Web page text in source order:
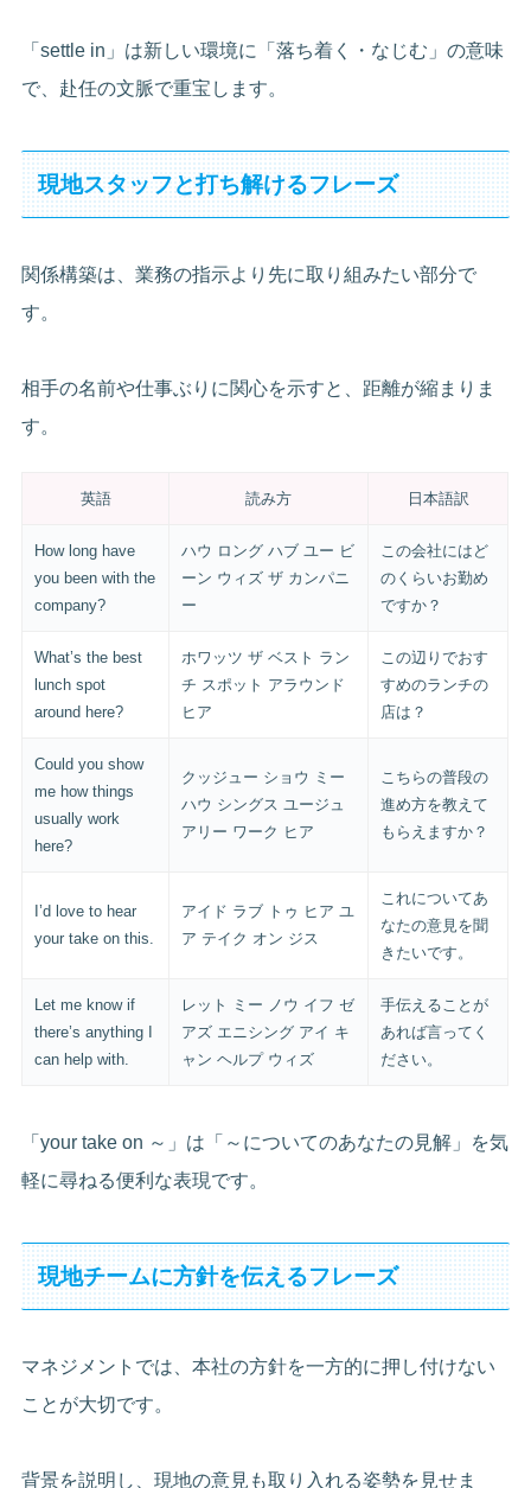
「settle in」は新しい環境に「落ち着く・なじむ」の意味
で、赴任の文脈で重宝します。
現地スタッフと打ち解けるフレーズ
関係構築は、業務の指示より先に取り組みたい部分で
す。
相手の名前や仕事ぶりに関心を示すと、距離が縮まりま
す。
英語 読み方 日本語訳
How long have
you been with the
company?
ハウ ロング ハブ ユー ビ
ーン ウィズ ザ カンパニ
ー
この会社にはど
のくらいお勤め
ですか？
What’s the best
lunch spot
around here?
ホワッツ ザ ベスト ラン
チ スポット アラウンド
ヒア
この辺りでおす
すめのランチの
店は？
Could you show
me how things
usually work
here?
クッジュー ショウ ミー
ハウ シングス ユージュ
アリー ワーク ヒア
こちらの普段の
進め方を教えて
もらえますか？
I’d love to hear
your take on this.
アイド ラブ トゥ ヒア ユ
ア テイク オン ジス
これについてあ
なたの意見を聞
きたいです。
Let me know if
there’s anything I
can help with.
レット ミー ノウ イフ ゼ
アズ エニシング アイ キ
ャン ヘルプ ウィズ
手伝えることが
あれば言ってく
ださい。
「your take on ～」は「～についてのあなたの見解」を気
軽に尋ねる便利な表現です。
現地チームに方針を伝えるフレーズ
マネジメントでは、本社の方針を一方的に押し付けない
ことが大切です。
背景を説明し、現地の意見も取り入れる姿勢を見せま